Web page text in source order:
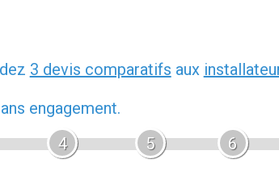
3 devis comparatifs aux
engagement.
4 5 6